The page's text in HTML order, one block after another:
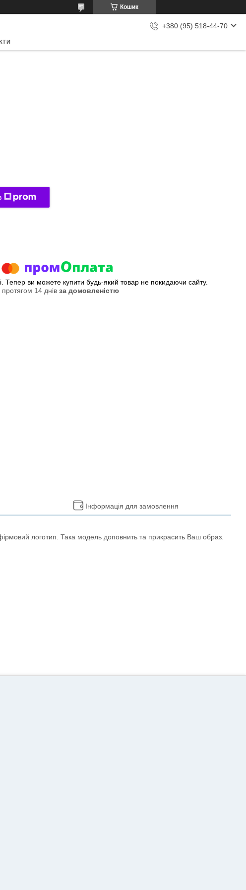
Кошик
+380 (95) 518-44-70
Тепер ви можете купити будь-який товар не покидаючи сайту.
14 днів за домовленістю
Інформація для замовлення
логотип. Така модель доповнить та прикрасить Ваш образ.